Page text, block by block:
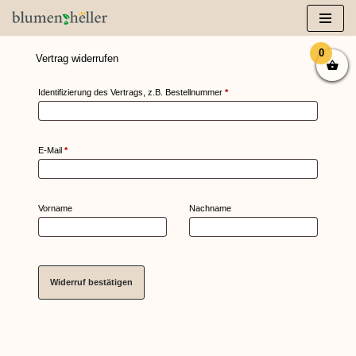
Zum
springenVertrag widerrufen
Identifizierung des Vertrags, z.B. Bestellnummer *
E-Mail *
E-
Vorname Nachname
Widerruf bestätigen
0